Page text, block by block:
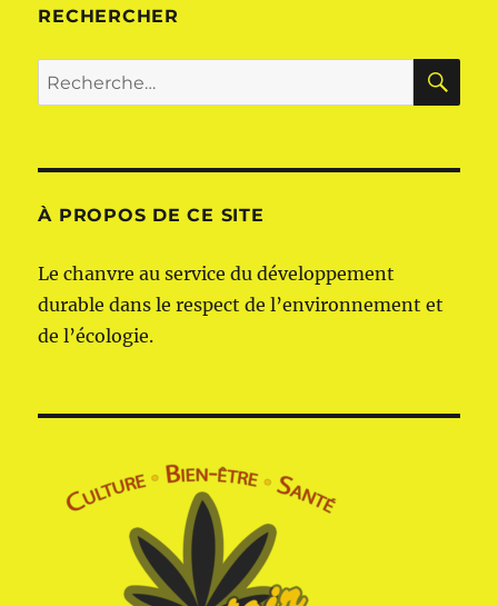
RECHERCHER
Recherche
pour :
À PROPOS DE CE SITE
Le chanvre au service du développement
durable dans le respect de l’environnement et
de l’écologie.